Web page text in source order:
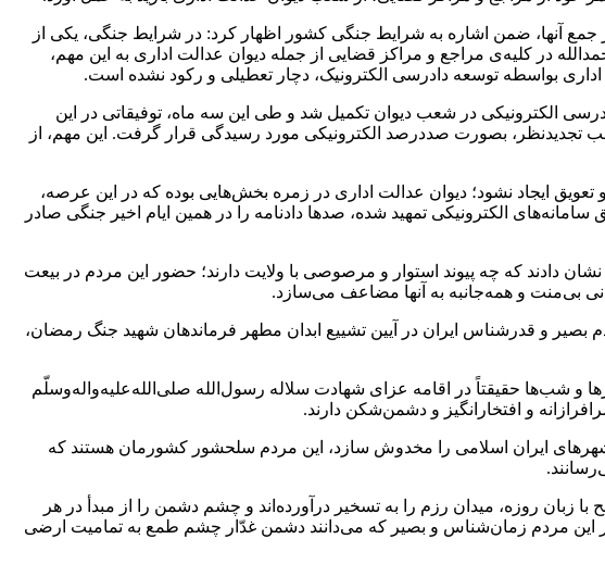
جمع آنها، ضمن اشاره به شرایط جنگی کشور اظهار کرد: در شرایط جنگی، یکی از
در کلیه‌ی مراجع و مراکز قضایی از جمله دیوان عدالت اداری به این مهم،
بواسطه توسعه دادرسی الکترونیک، دچار تعطیلی و رکود نشده است.
الکترونیکی در شعب دیوان تکمیل شد و طی این سه ماه، توفیقاتی در این
از شکایات مطروحه در شعب بدوی دیوان و حدود ۸۱ درصد شکایات در شعب تجدیدنظر، بصورت صددرصد الکترونیکی مورد رسیدگی قرار گرفت. این مهم، از
ایجاد نشود؛ دیوان عدالت اداری در زمره بخش‌هایی بوده که در این عرصه،
الکترونیکی تمهید شده، صدها دادنامه را در همین ایام اخیر جنگی صادر
دادند که چه پیوند استوار و مرصوصی با ولایت دارند؛ حضور این مردم در بیعت
بی‌منت و همه‌جانبه به آنها مضاعف می‌سازد.
و قدرشناس ایران در آیین تشییع ابدان مطهر فرماندهان شهید جنگ رمضان،
و شب‌ها حقیقتاً در اقامه عزای شهادت سلاله رسول‌الله صلی‌الله‌علیه‌و‌اله‌وسلّم
و افتخارانگیز و دشمن‌شکن دارند.
ایران اسلامی را مخدوش سازد، این مردم سلحشور کشورمان هستند که
زبان روزه، میدان رزم را به تسخیر درآورده‌اند و چشم دشمن را از مبدأ در هر
بر این مردم زمان‌شناس و بصیر که می‌دانند دشمن غدّار چشم طمع به تمامیت ارضی